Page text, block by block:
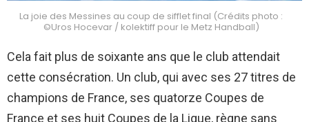
La joie des Messines au coup de sifflet final (Crédits photo :
©Uros Hocevar / kolektiff pour le Metz Handball)
Cela fait plus de soixante ans que le club attendait
cette consécration. Un club, qui avec ses 27 titres de
champions de France, ses quatorze Coupes de
France et ses huit Coupes de la Ligue, règne sans